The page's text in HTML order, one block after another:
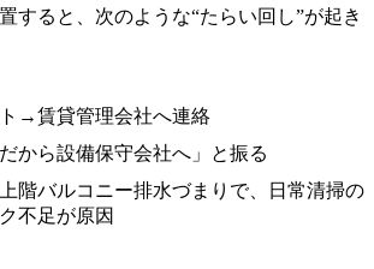
すると、次のような“たらい回し”が起き
→賃貸管理会社へ連絡
だから設備保守会社へ」と振る
階バルコニー排水づまりで、日常清掃の
不足が原因